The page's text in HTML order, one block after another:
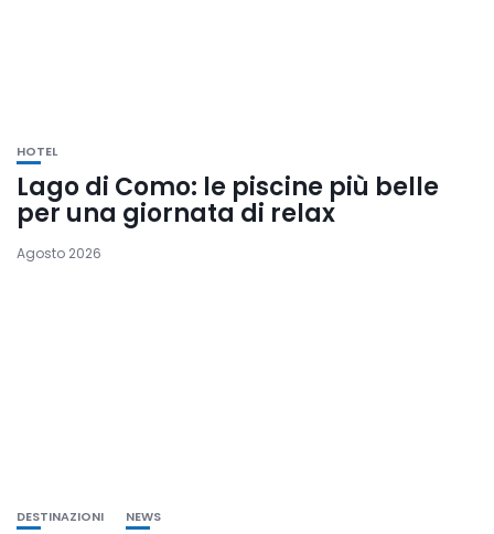
HOTEL
Lago di Como: le piscine più belle
per una giornata di relax
Agosto 2026
DESTINAZIONI NEWS